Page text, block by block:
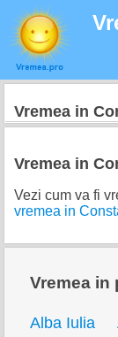
Vremea in
Vremea in
Vezi cum va fi
vremea in
Vremea in
Alba Iulia